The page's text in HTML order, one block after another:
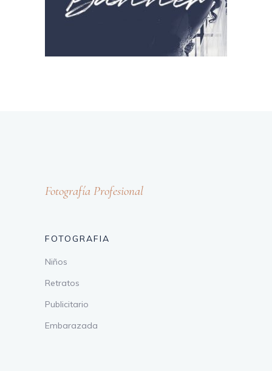
Fotografía Profesional
FOTOGRAFIA
Niños
Retratos
Publicitario
Embarazada